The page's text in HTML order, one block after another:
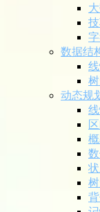
数据结
动态规